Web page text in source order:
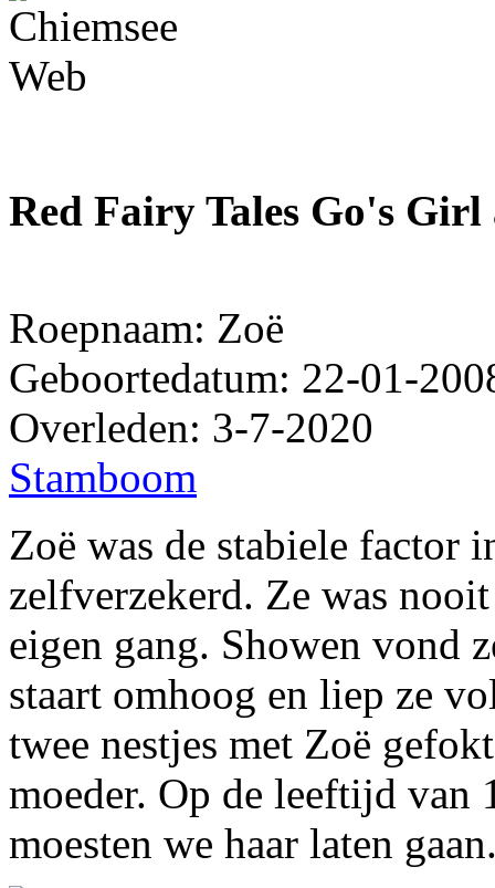
Red Fairy Tales Go's Girl
Roepnaam: Zoë
Geboortedatum: 22-01-
Overleden: 3-7-2020
Stamboom
Zoë was de stabiele factor
zelfverzekerd. Ze was
eigen gang. Showen vond
staart omhoog en liep ze
twee nestjes met Zoë
moeder. Op de leeftijd van
moesten we haar laten